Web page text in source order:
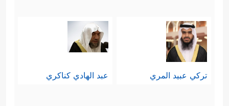
تركي عبيد المري عبد الهادي كناكري